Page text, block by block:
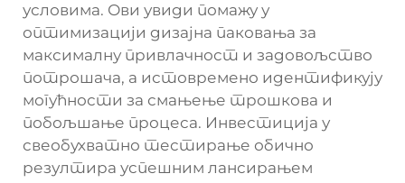
условима. Ови увиди помажу у
оптимизацији дизајна паковања за
максималну привлачност и задовољство
потрошача, а истовремено идентификују
могућности за смањење трошкова и
побољшање процеса. Инвестиција у
свеобухватно тестирање обично
резултира успешним лансирањем